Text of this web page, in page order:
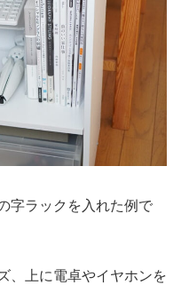
字ラックを入れた例で
、上に電卓やイヤホンを